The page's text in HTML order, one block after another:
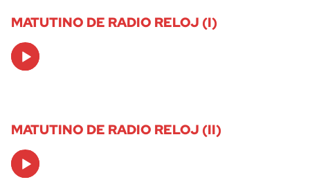
MATUTINO DE RADIO RELOJ (I)
Audio
Player
MATUTINO DE RADIO RELOJ (II)
Audio
Player